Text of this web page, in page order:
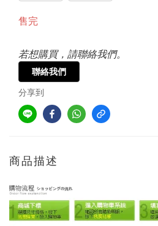
售完
若想購買，請聯絡我們。
聯絡我們
分享到
商品描述